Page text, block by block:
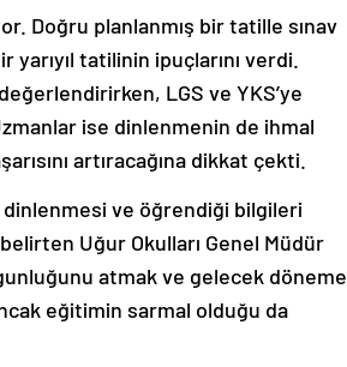
Doğru planlanmış bir tatille sınav
yarıyıl tatilinin ipuçlarını verdi.
LGS ve YKS’ye
ise dinlenmenin de ihmal
artıracağına dikkat çekti.
ve öğrendiği bilgileri
Uğur Okulları Genel Müdür
atmak ve gelecek döneme
eğitimin sarmal olduğu da